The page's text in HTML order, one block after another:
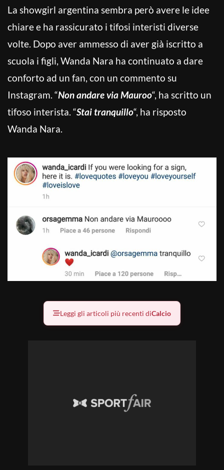
La showgirl argentina sembra però avere le idee
chiare e ha rassicurato i tifosi interisti diverse
volte. Dopo aver ammesso di aver già iscritto a
scuola i figli, Wanda Nara ha continuato a dare
conforto ad un fan, con un commento su
Instagram. “Non andare via Mauroo“, ha scritto un
tifoso interista. “Stai tranquillo“, ha risposto
Wanda Nara.
Leggi gli articoli più recenti diCalcio